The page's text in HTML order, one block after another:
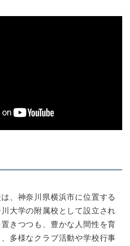
は、神奈川県横浜市に位置する
大学の附属校として設立され
きつつも、豊かな人間性を育
多様なクラブ活動や学校行事